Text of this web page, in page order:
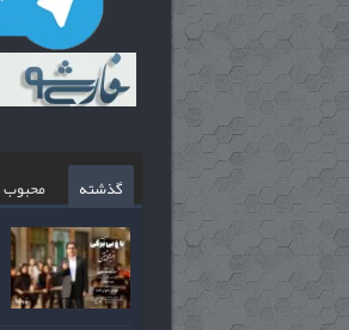
گذشته محبوب